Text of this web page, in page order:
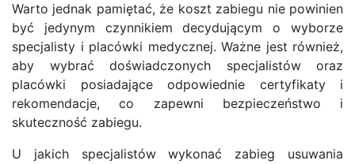
Warto jednak pamiętać, że koszt zabiegu nie powinien
być jedynym czynnikiem decydującym o wyborze
specjalisty i placówki medycznej. Ważne jest również,
aby wybrać doświadczonych specjalistów oraz
placówki posiadające odpowiednie certyfikaty i
rekomendacje, co zapewni bezpieczeństwo i
skuteczność zabiegu.
U jakich specjalistów wykonać zabieg usuwania